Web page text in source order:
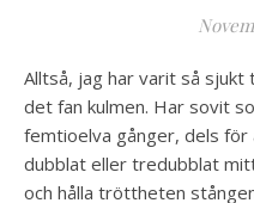
Alltså, jag har varit så sjukt
det fan kulmen. Har sovit
femtioelva gånger, dels
dubblat eller tredubblat
och hålla tröttheten